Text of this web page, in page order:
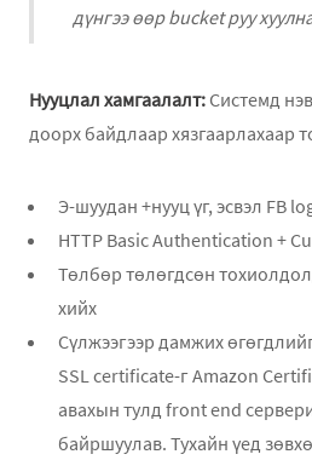
дүнгээ өөр bucket руу
Нууцлал хамгаалалт: Системд
доорх байдлаар хязгаарлахаар
Э-шуудан +нууц үг, эсвэл FB
HTTP Basic Authentication +
Төлбөр төлөгдсөн
хийх
Сүлжээгээр дамжих
SSL certificate-г Amazon
авахын тулд front end
байршуулав. Тухайн үед